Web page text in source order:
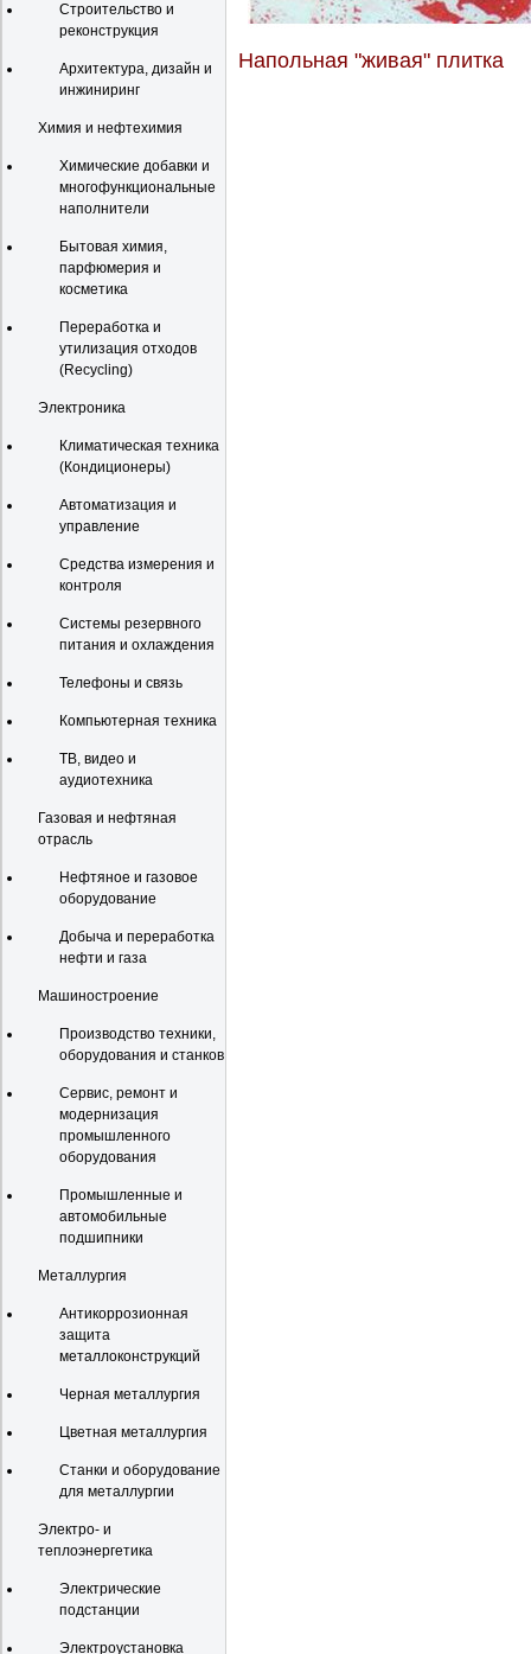
Строительство и
реконструкция
Архитектура, дизайн и
инжиниринг
Химия и нефтехимия
Химические добавки и
многофункциональные
наполнители
Бытовая химия,
парфюмерия и
косметика
Переработка и
утилизация отходов
(Recycling)
Электроника
Климатическая техника
(Кондиционеры)
Автоматизация и
управление
Средства измерения и
контроля
Системы резервного
питания и охлаждения
Телефоны и связь
Компьютерная техника
ТВ, видео и
аудиотехника
Газовая и нефтяная
отрасль
Нефтяное и газовое
оборудование
Добыча и переработка
нефти и газа
Машиностроение
Производство техники,
оборудования и станков
Сервис, ремонт и
модернизация
промышленного
оборудования
Промышленные и
автомобильные
подшипники
Металлургия
Антикоррозионная
защита
металлоконструкций
Черная металлургия
Цветная металлургия
Станки и оборудование
для металлургии
Электро- и
теплоэнергетика
Электрические
подстанции
Электроустановка
Напольная "живая" плитка